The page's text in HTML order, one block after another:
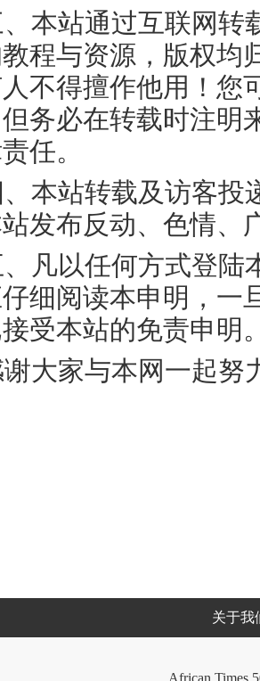
本站通过互联网转
程与资源，版权均
不得擅作他用！您
务必在转载时注明
任。
本站转载及访客投
发布反动、色情、
凡以任何方式登陆
细阅读本申明，一
受本站的免责申明
大家与本网一起努
关于我
African Times